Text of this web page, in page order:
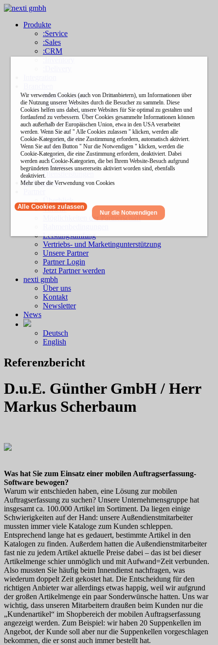
Produkte
:Service
:Sales
:CRM
Mode & Textil
Spielwaren
Lebensmittel & Getränke
Gastronomie
Lifestyle
Sportartikel
Schmuck
EDV
Chemie
Dienstleistungen
Referenzen
Vorteile
Möglichkeiten der Partnerschaft
Leistungsumfang
Vertriebs- und Marketingunterstützung
Unsere Partner
Partner Login
Jetzt Partner werden
nexti gmbh
Über uns
Kontakt
Newsletter
News
Deutsch
English
Referenzbericht
D.u.E. Günther GmbH / Herr
Markus Scherbaum
Was hat Sie zum Einsatz einer mobilen Auftragserfassung-
Software bewogen?
Warum wir entschieden haben, eine Lösung zur mobilen
Auftragserfassung zu suchen? Unsere Unternehmensgruppe hat
insgesamt ca. 100.000 Artikel im Sortiment. Da liegen einige
Schwierigkeiten auf der Hand: unsere Außendienstmitarbeiter
mussten immer viele Kataloge zum Kunden schleppen.
Entsprechend lange hat es gedauert, bestimmte Artikel in den
Katalogen zu finden. Außerdem hatten die Außendienstmitarbeiter
fast nie zu jedem Artikel aktuelle Preise dabei – das ist bei dieser
Artikelmenge schier unmöglich und mit Aufwand=Zeit verbunden.
Also mussten Sie häufig beim Innendienst nachfragen, was
wiederum doppelt Zeit gekostet hat. Die Entscheidung für den
richtigen Anbieter war allerdings etwas happig, weil wir aufgrund
der großen Artikelmenge ein paar Sonderwünsche hatten. Uns war
wichtig, dass unseren Mitarbeitern draußen beim Kunden nur die
„Kundenartikel“ im Shopbereich der mobilen Auftragserfassung
angezeigt werden. Zum Beispiel: wir haben 20 Suppenkellen im
Angebot, der Kunde soll aber nur die Suppenkellen vorgeschlagen
bekommen, die er sonst auch immer bestellt hat.
Wir verwenden Cookies (auch von Drittanbietern), um Informationen über
die Nutzung unserer Websites durch die Besucher zu sammeln. Diese
Cookies helfen uns dabei, unsere Websites für Sie optimal zu gestalten und
fortlaufend zu verbessern. Über Cookies gesammelte Informationen können
auch außerhalb der Europäischen Union, etwa in den USA verarbeitet
werden. Wenn Sie auf " Alle Cookies zulassen " klicken, werden alle
Cookie-Kategorien, die eine Zustimmung erfordern, automatisch aktiviert.
Wenn Sie auf den Button " Nur die Notwendigen " klicken, werden die
Cookie-Kategorien, die eine Zustimmung erfordern, deaktiviert. Dabei
werden auch Cookie-Kategorien, die bei Ihrem Website-Besuch aufgrund
begründeten Interesses unsererseits aktiviert worden sind, ebenfalls
deaktiviert.
Mehr über die Verwendung von Cookies
Alle Cookies zulassen
Nur die Notwendigen